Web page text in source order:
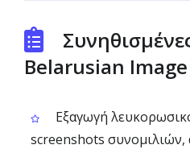
Belarusian Image
Εξαγωγή
screenshots